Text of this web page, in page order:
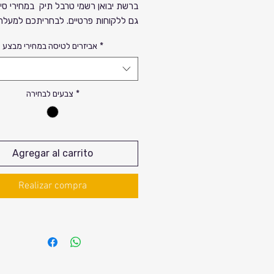
ברשת יבואן רשמי טרבל תיק במחירי
סוויס דיגיטל מוכרת את מוצריה בהיקף
למעלה מ-80
העולם.
אביזרים לטיסה במחירי מבצע *
צבעים לבחירה *
Agregar al carrito
Realizar compra